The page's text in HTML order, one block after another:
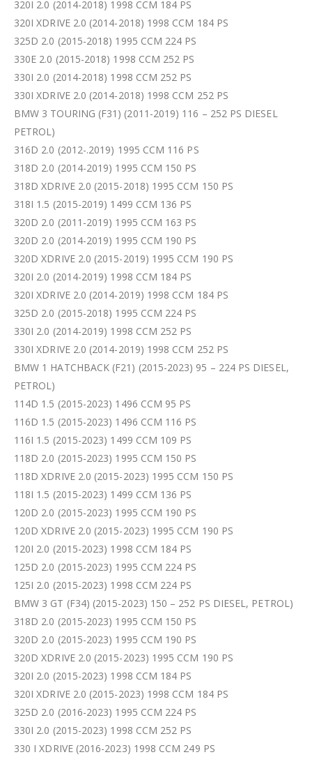
320I 2.0 (2014-2018) 1998 CCM 184 PS
320I XDRIVE 2.0 (2014-2018) 1998 CCM 184 PS
325D 2.0 (2015-2018) 1995 CCM 224 PS
330E 2.0 (2015-2018) 1998 CCM 252 PS
330I 2.0 (2014-2018) 1998 CCM 252 PS
330I XDRIVE 2.0 (2014-2018) 1998 CCM 252 PS
BMW 3 TOURING (F31) (2011-2019) 116 – 252 PS DIESEL
PETROL)
316D 2.0 (2012-.2019) 1995 CCM 116 PS
318D 2.0 (2014-2019) 1995 CCM 150 PS
318D XDRIVE 2.0 (2015-2018) 1995 CCM 150 PS
318I 1.5 (2015-2019) 1499 CCM 136 PS
320D 2.0 (2011-2019) 1995 CCM 163 PS
320D 2.0 (2014-2019) 1995 CCM 190 PS
320D XDRIVE 2.0 (2015-2019) 1995 CCM 190 PS
320I 2.0 (2014-2019) 1998 CCM 184 PS
320I XDRIVE 2.0 (2014-2019) 1998 CCM 184 PS
325D 2.0 (2015-2018) 1995 CCM 224 PS
330I 2.0 (2014-2019) 1998 CCM 252 PS
330I XDRIVE 2.0 (2014-2019) 1998 CCM 252 PS
BMW 1 HATCHBACK (F21) (2015-2023) 95 – 224 PS DIESEL,
PETROL)
114D 1.5 (2015-2023) 1496 CCM 95 PS
116D 1.5 (2015-2023) 1496 CCM 116 PS
116I 1.5 (2015-2023) 1499 CCM 109 PS
118D 2.0 (2015-2023) 1995 CCM 150 PS
118D XDRIVE 2.0 (2015-2023) 1995 CCM 150 PS
118I 1.5 (2015-2023) 1499 CCM 136 PS
120D 2.0 (2015-2023) 1995 CCM 190 PS
120D XDRIVE 2.0 (2015-2023) 1995 CCM 190 PS
120I 2.0 (2015-2023) 1998 CCM 184 PS
125D 2.0 (2015-2023) 1995 CCM 224 PS
125I 2.0 (2015-2023) 1998 CCM 224 PS
BMW 3 GT (F34) (2015-2023) 150 – 252 PS DIESEL, PETROL)
318D 2.0 (2015-2023) 1995 CCM 150 PS
320D 2.0 (2015-2023) 1995 CCM 190 PS
320D XDRIVE 2.0 (2015-2023) 1995 CCM 190 PS
320I 2.0 (2015-2023) 1998 CCM 184 PS
320I XDRIVE 2.0 (2015-2023) 1998 CCM 184 PS
325D 2.0 (2016-2023) 1995 CCM 224 PS
330I 2.0 (2015-2023) 1998 CCM 252 PS
330 I XDRIVE (2016-2023) 1998 CCM 249 PS